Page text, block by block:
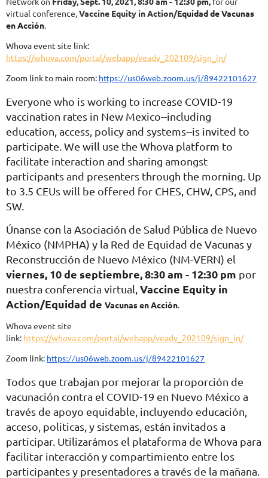
virtual conference,Vaccine Equity in Action/Equidad de Vacunas
en Acción.
Whova event site link:
https://whova.com/portal/webapp/veadv_202109/sign_in/
Zoom link to main room: https://us06web.zoom.us/j/89422101627
Everyone who is working to increase COVID-19
vaccination rates in New Mexico--including
education, access, policy and systems--is invited to
participate. We will use the Whova platform to
facilitate interaction and sharing amongst
participants and presenters through the morning. Up
to 3.5 CEUs will be offered for CHES, CHW, CPS, and
SW.
Únanse con la Asociación de Salud Pública de Nuevo
México (NMPHA) y la Red de Equidad de Vacunas y
Reconstrucción de Nuevo México (NM-VERN) el
viernes, 10 de septiembre, 8:30 am - 12:30 pm por
nuestra conferencia virtual, Vaccine Equity in
Action/Equidad de Vacunas en Acción.
Whova event site
link: https://whova.com/portal/webapp/veadv_202109/sign_in/
Zoom link: https://us06web.zoom.us/j/89422101627
Todos que trabajan por mejorar la proporción de
vacunación contra el COVID-19 en Nuevo México a
través de apoyo equidable, incluyendo educación,
acceso, politicas, y sistemas, están invitados a
participar. Utilizarámos el plataforma de Whova para
facilitar interacción y compartimiento entre los
participantes y presentadores a través de la mañana.